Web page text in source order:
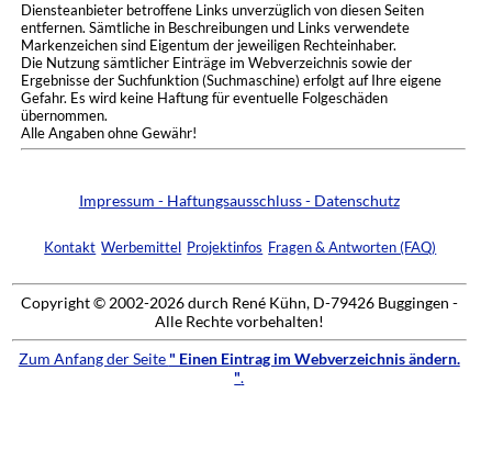
Diensteanbieter betroffene Links unverzüglich von diesen Seiten
entfernen. Sämtliche in Beschreibungen und Links verwendete
Markenzeichen sind Eigentum der jeweiligen Rechteinhaber.
Die Nutzung sämtlicher Einträge im Webverzeichnis sowie der
Ergebnisse der Suchfunktion (Suchmaschine) erfolgt auf Ihre eigene
Gefahr. Es wird keine Haftung für eventuelle Folgeschäden
übernommen.
Alle Angaben ohne Gewähr!
Impressum - Haftungsausschluss - Datenschutz
Kontakt Werbemittel Projektinfos Fragen & Antworten (FAQ)
Copyright © 2002-2026 durch René Kühn, D-79426 Buggingen -
Alle Rechte vorbehalten!
Zum Anfang der Seite " Einen Eintrag im Webverzeichnis ändern.
".